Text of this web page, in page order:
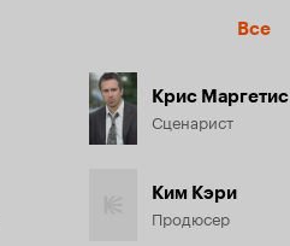
Все
Крис Маргетис
Сценарист
Ким Кэри
Продюсер